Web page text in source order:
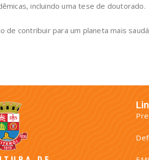
incluindo uma tese de doutorado.
de contribuir para um planeta mais